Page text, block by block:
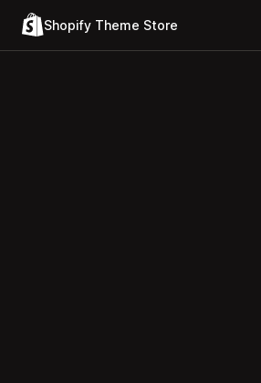
Shopify Theme Store